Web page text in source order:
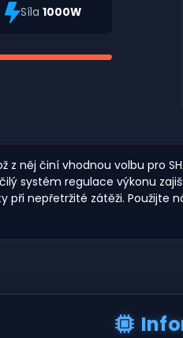
Síla 1000W
z něj činí vhodnou volbu pro
systém regulace výkonu
nepřetržité zátěži. Použijte